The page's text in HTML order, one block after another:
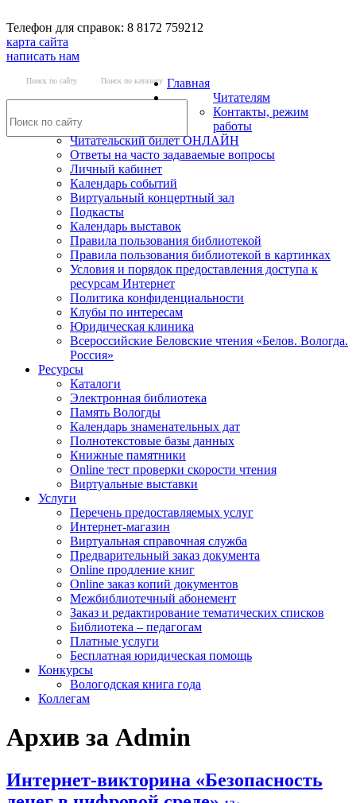
Телефон для справок: 8 8172 759212
карта сайта
написать нам
Поиск по сайту Поиск по каталогу Главная
Читателям
Контакты, режим
работы
Читательский билет ОНЛАЙН
Ответы на часто задаваемые вопросы
Личный кабинет
Календарь событий
Виртуальный концертный зал
Подкасты
Календарь выставок
Правила пользования библиотекой
Правила пользования библиотекой в картинках
Условия и порядок предоставления доступа к
ресурсам Интернет
Политика конфиденциальности
Клубы по интересам
Юридическая клиника
Всероссийские Беловские чтения «Белов. Вологда.
Россия»
Ресурсы
Каталоги
Электронная библиотека
Память Вологды
Календарь знаменательных дат
Полнотекстовые базы данных
Книжные памятники
Online тест проверки скорости чтения
Виртуальные выставки
Услуги
Перечень предоставляемых услуг
Интернет-магазин
Виртуальная справочная служба
Предварительный заказ документа
Online продление книг
Online заказ копий документов
Межбиблиотечный абонемент
Заказ и редактирование тематических списков
Библиотека – педагогам
Платные услуги
Бесплатная юридическая помощь
Конкурсы
Вологодская книга года
Коллегам
Архив за Admin
Интернет-викторина «Безопасность